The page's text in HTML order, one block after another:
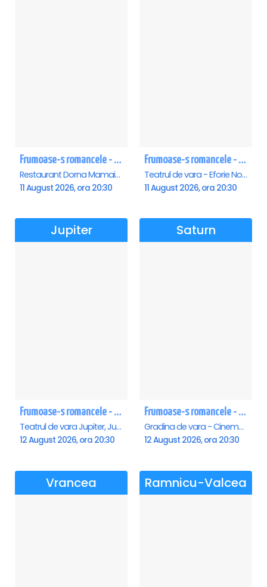
Frumoase-s romancele - Mamaia
Restaurant Dorna Mamaia, Mamaia
11 August 2026, ora 20:30
Frumoase-s romancele - Eforie Nord
Teatrul de vara - Eforie Nord, Eforie-Nord
11 August 2026, ora 20:30
Jupiter
Frumoase-s romancele - Jupiter
Teatrul de vara Jupiter, Jupiter
12 August 2026, ora 20:30
Saturn
Frumoase-s romancele - Saturn
Gradina de vara - Cinema Saturn, Saturn
12 August 2026, ora 20:30
Vrancea Ramnicu-Valcea